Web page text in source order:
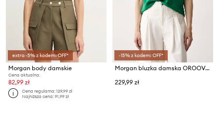
extra -5% z kodem: OFF*
Morgan body damskie
Cena aktualna:
82,99 zł
Cena regularna:129,99 zł
Najniższa cena:91,99 zł
-15% z kodem: OFF*
Morgan bluzka damska OROOVE
229,99 zł